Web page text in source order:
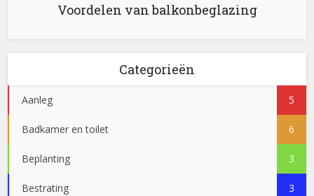
Voordelen van balkonbeglazing
Categorieën
Aanleg 5
Badkamer en toilet 6
Beplanting 3
Bestrating 3